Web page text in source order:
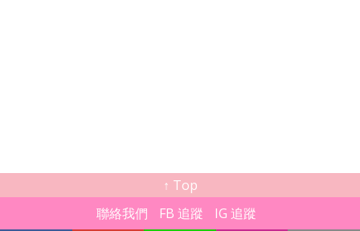
↑ Top
聯絡我們
FB 追蹤 IG 追蹤